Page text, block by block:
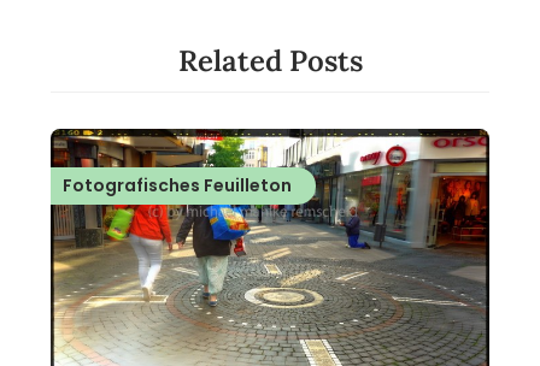
Related Posts
Fotografisches Feuilleton